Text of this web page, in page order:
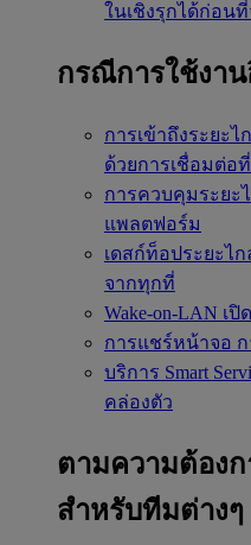
ในเชิงรุกได้ก่อน
กรณีการใช้งา
การเข้าถึงระยะไ
ด้วยการเชื่อมต่อ
การควบคุมระยะ
แพลตฟอร์ม
เดสก์ท็อประยะไก
จากทุกที่
Wake-on-LAN เปิ
การแชร์หน้าจอ
บริการ Smart
คล่องตัว
ตามความต้องก
สำหรับทีมต่างๆ